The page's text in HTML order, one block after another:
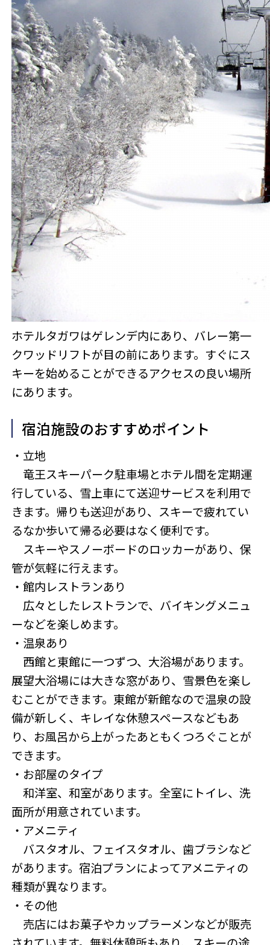
ホテルタガワはゲレンデ内にあり、バレー第一
クワッドリフトが目の前にあります。すぐにス
キーを始めることができるアクセスの良い場所
にあります。
宿泊施設のおすすめポイント
・立地
竜王スキーパーク駐車場とホテル間を定期運
行している、雪上車にて送迎サービスを利用で
きます。帰りも送迎があり、スキーで疲れてい
るなか歩いて帰る必要はなく便利です。
スキーやスノーボードのロッカーがあり、保
管が気軽に行えます。
・館内レストランあり
広々としたレストランで、バイキングメニュ
ーなどを楽しめます。
・温泉あり
西館と東館に一つずつ、大浴場があります。
展望大浴場には大きな窓があり、雪景色を楽し
むことができます。東館が新館なので温泉の設
備が新しく、キレイな休憩スペースなどもあ
り、お風呂から上がったあともくつろぐことが
できます。
・お部屋のタイプ
和洋室、和室があります。全室にトイレ、洗
面所が用意されています。
・アメニティ
バスタオル、フェイスタオル、歯ブラシなど
があります。宿泊プランによってアメニティの
種類が異なります。
・その他
売店にはお菓子やカップラーメンなどが販売